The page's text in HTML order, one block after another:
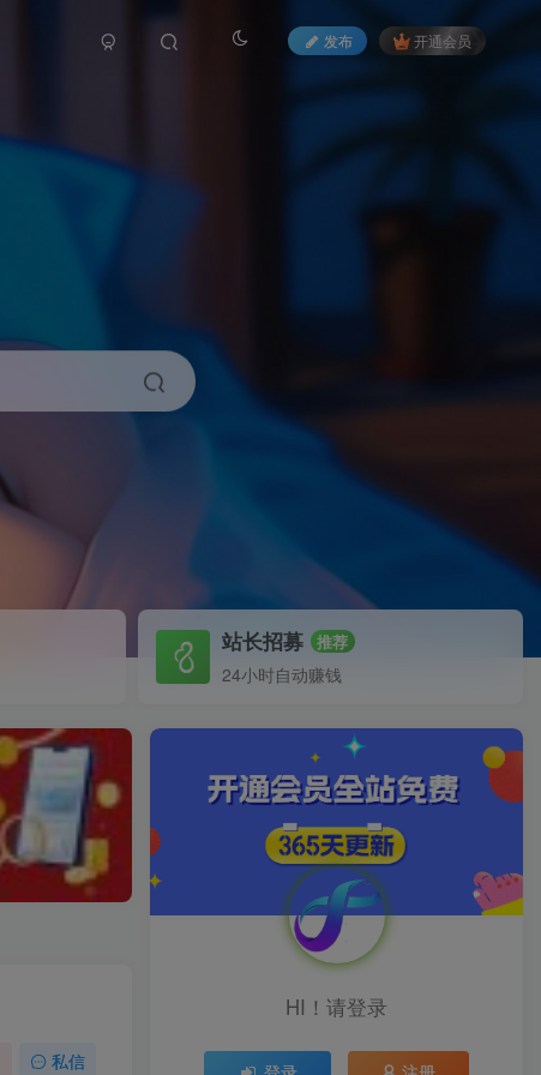
发布 开通会员
站长招募 推荐
24小时自动赚钱
私信
HI！请登录